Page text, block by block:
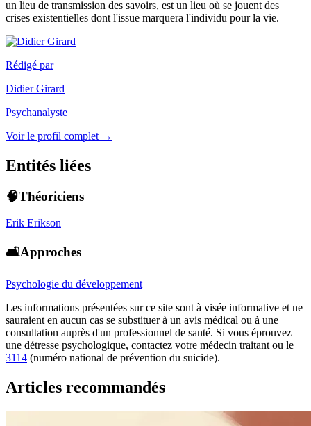
un lieu de transmission des savoirs, est un lieu où se jouent des
crises existentielles dont l'issue marquera l'individu pour la vie.
Rédigé par
Didier Girard
Psychanalyste
Voir le profil complet →
Entités liées
🧠Théoriciens
Erik Erikson
🛋️Approches
Psychologie du développement
Les informations présentées sur ce site sont à visée informative et ne
sauraient en aucun cas se substituer à un avis médical ou à une
consultation auprès d'un professionnel de santé. Si vous éprouvez
une détresse psychologique, contactez votre médecin traitant ou le
3114 (numéro national de prévention du suicide).
Articles recommandés